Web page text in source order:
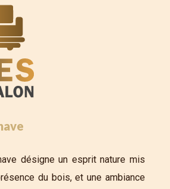
désigne un esprit nature mis
du bois, et une ambiance